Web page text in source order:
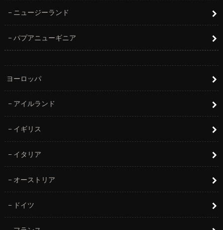
ニュージーランド
パプアニューギニア
ヨーロッパ
アイルランド
イギリス
イタリア
オーストリア
ドイツ